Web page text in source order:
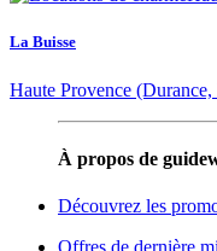
La Buisse
Haute Provence
À propos de
Découvrez les
Offres de dernière